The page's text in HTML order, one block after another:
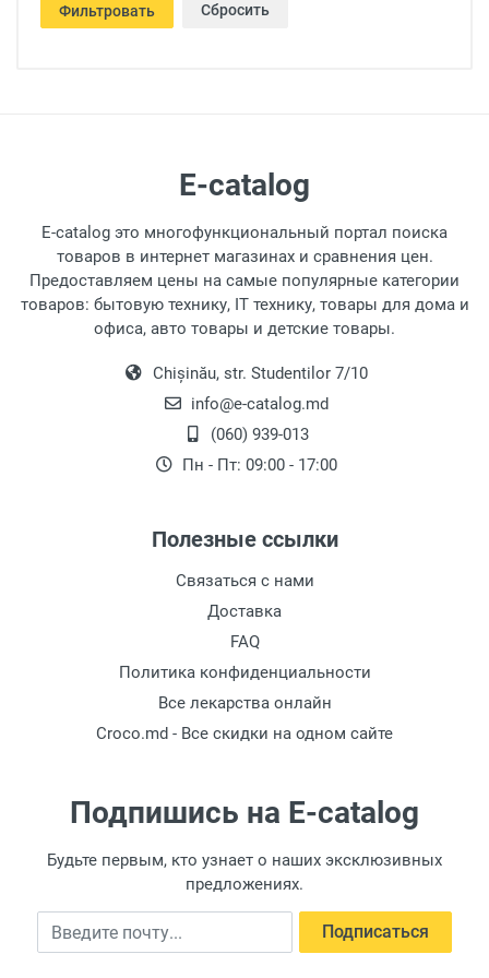
Фильтровать Сбросить
E-catalog
E-catalog это многофункциональный портал поиска
товаров в интернет магазинах и сравнения цен.
Предоставляем цены на самые популярные категории
товаров: бытовую технику, IT технику, товары для дома и
офиса, авто товары и детские товары.
Chișinău, str. Studentilor 7/10
info@e-catalog.md
(060) 939-013
Пн - Пт: 09:00 - 17:00
Полезные ссылки
Связаться с нами
Доставка
FAQ
Политика конфиденциальности
Все лекарства онлайн
Croco.md - Все скидки на одном сайте
Подпишись на E-catalog
Будьте первым, кто узнает о наших эксклюзивных
предложениях.
Введите почту Подписаться